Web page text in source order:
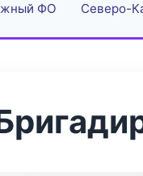
ФО Северо-